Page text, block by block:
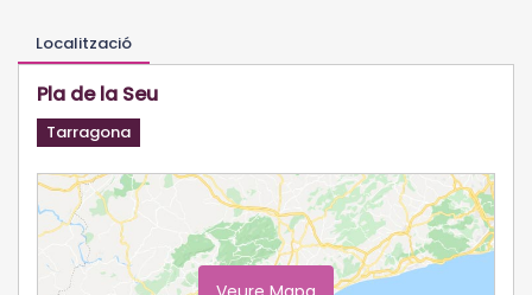
Localització
Pla de la Seu
Tarragona